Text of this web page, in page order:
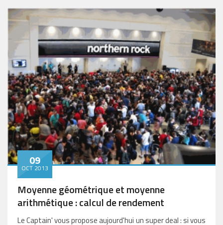
09
OCT 2013
Moyenne géométrique et moyenne
arithmétique : calcul de rendement
Le Captain' vous propose aujourd'hui un super deal : si vous